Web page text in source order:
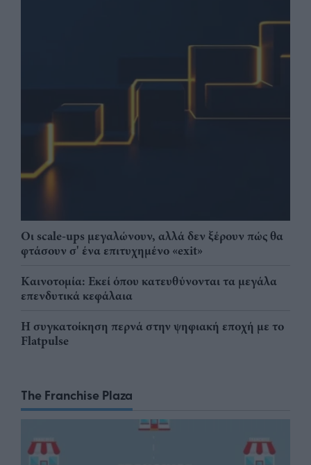
Οι scale-ups μεγαλώνουν, αλλά δεν ξέρουν πώς θα
φτάσουν σ' ένα επιτυχημένο «exit»
Καινοτομία: Εκεί όπου κατευθύνονται τα μεγάλα
επενδυτικά κεφάλαια
Η συγκατοίκηση περνά στην ψηφιακή εποχή με το
Flatpulse
The Franchise Plaza